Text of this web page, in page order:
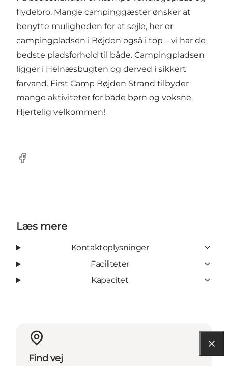
flydebro. Mange campinggæster ønsker at
benytte muligheden for at sejle, her er
campingpladsen i Bøjden også i top – vi har de
bedste pladsforhold til både. Campingpladsen
ligger i Helnæsbugten og derved i sikkert
farvand. First Camp Bøjden Strand tilbyder
mange aktiviteter for både børn og voksne.
Hjertelig velkommen!
Facebook
Læs mere
Kontaktoplysninger
Faciliteter
Kapacitet
Find vej